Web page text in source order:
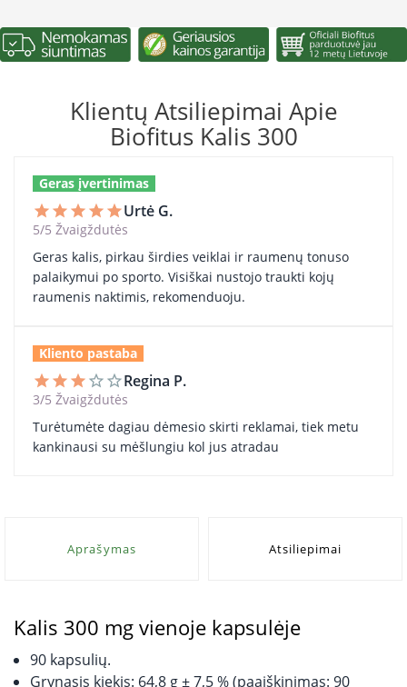
Klientų Atsiliepimai Apie
Biofitus Kalis 300
Geras įvertinimas
star star star star starUrtė G.
5/5 Žvaigždutės
Geras kalis, pirkau širdies veiklai ir raumenų tonuso
palaikymui po sporto. Visiškai nustojo traukti kojų
raumenis naktimis, rekomenduoju.
Kliento pastaba
star star star star_border star_borderRegina P.
3/5 Žvaigždutės
Turėtumėte dagiau dėmesio skirti reklamai, tiek metu
kankinausi su mėšlungiu kol jus atradau
Aprašymas Atsiliepimai
Kalis 300 mg vienoje kapsulėje
90 kapsulių.
Grynasis kiekis: 64,8 g ± 7,5 % (paaiškinimas: 90